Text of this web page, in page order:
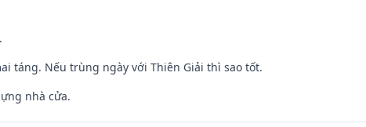
táng. Nếu trùng ngày với Thiên Giải thì sao tốt.
nhà cửa.